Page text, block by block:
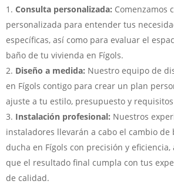
Consulta personalizada: Comenzamos
personalizada para entender tus
específicas, así como para evaluar el
baño de tu vivienda en Fígols.
Diseño a medida: Nuestro equipo de
en Fígols contigo para crear un plan
ajuste a tu estilo, presupuesto y
Instalación profesional: Nuestros
instaladores llevarán a cabo el cambio
ducha en Fígols con precisión y eficiencia,
que el resultado final cumpla con tus
de calidad.